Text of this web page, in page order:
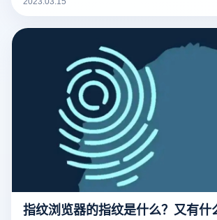
指纹浏览器的指纹是什么？又有什